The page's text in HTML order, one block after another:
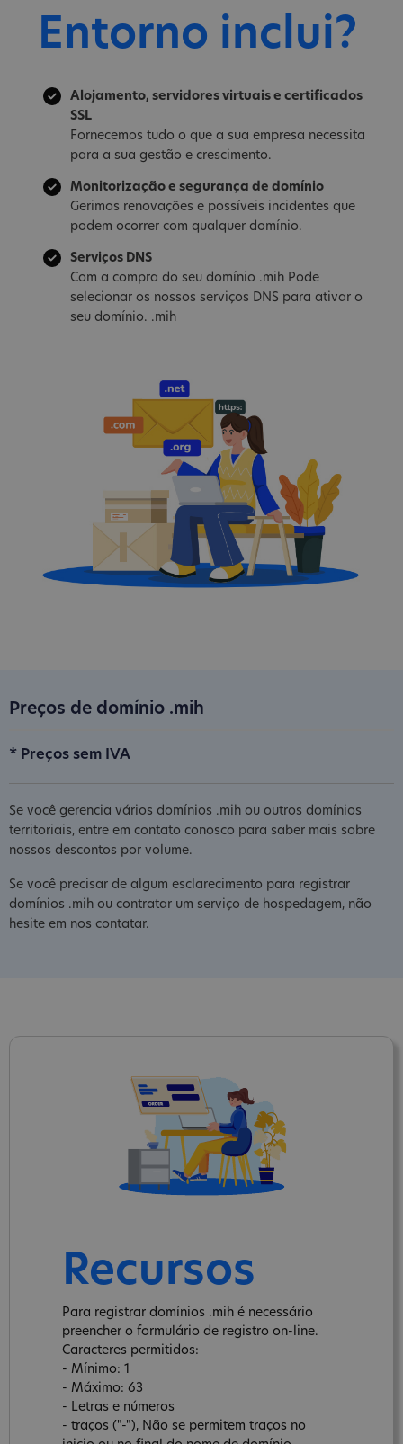
Entorno inclui?
Alojamento, servidores virtuais e certificados
SSL
Fornecemos tudo o que a sua empresa necessita
para a sua gestão e crescimento.
Monitorização e segurança de domínio
Gerimos renovações e possíveis incidentes que
podem ocorrer com qualquer domínio.
Serviços DNS
Com a compra do seu domínio .mih Pode
selecionar os nossos serviços DNS para ativar o
seu domínio. .mih
Preços de domínio .mih
* Preços sem IVA
Se você gerencia vários domínios .mih ou outros domínios
territoriais, entre em contato conosco para saber mais sobre
nossos descontos por volume.
Se você precisar de algum esclarecimento para registrar
domínios .mih ou contratar um serviço de hospedagem, não
hesite em nos contatar.
Recursos
Para registrar domínios .mih é necessário
preencher o formulário de registro on-line.
Caracteres permitidos:
- Mínimo: 1
- Máximo: 63
- Letras e números
- traços ("-"), Não se permitem traços no